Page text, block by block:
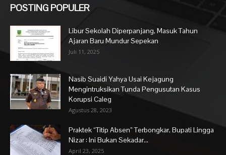
POSTING POPULER
Libur Sekolah Diperpanjang, Masuk Tahun
Ajaran Baru Mundur Sepekan
Juli 11, 2025
Nasib Suaidi Yahya Usai Kejagung
Mengintruksikan Tunda Pengusutan Kasus
Korupsi Caleg
Agustus 28, 2023
Praktek “Titip Absen” Terbongkar, Bupati Lingga
Nizar : Ini Bukan Sekadar...
April 23, 2025